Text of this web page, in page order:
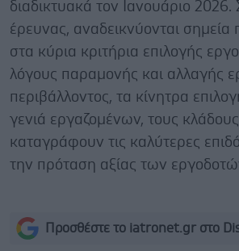
διαδικτυακά τον Ιανουάριο 2026.
έρευνας, αναδεικνύονται
στα κύρια κριτήρια επιλογής
λόγους παραμονής και αλλαγής
περιβάλλοντος, τα κίνητρα
γενιά εργαζομένων, τους
καταγράφουν τις καλύτερες
την πρόταση αξίας των
Προσθέστε το iatronet.gr στο